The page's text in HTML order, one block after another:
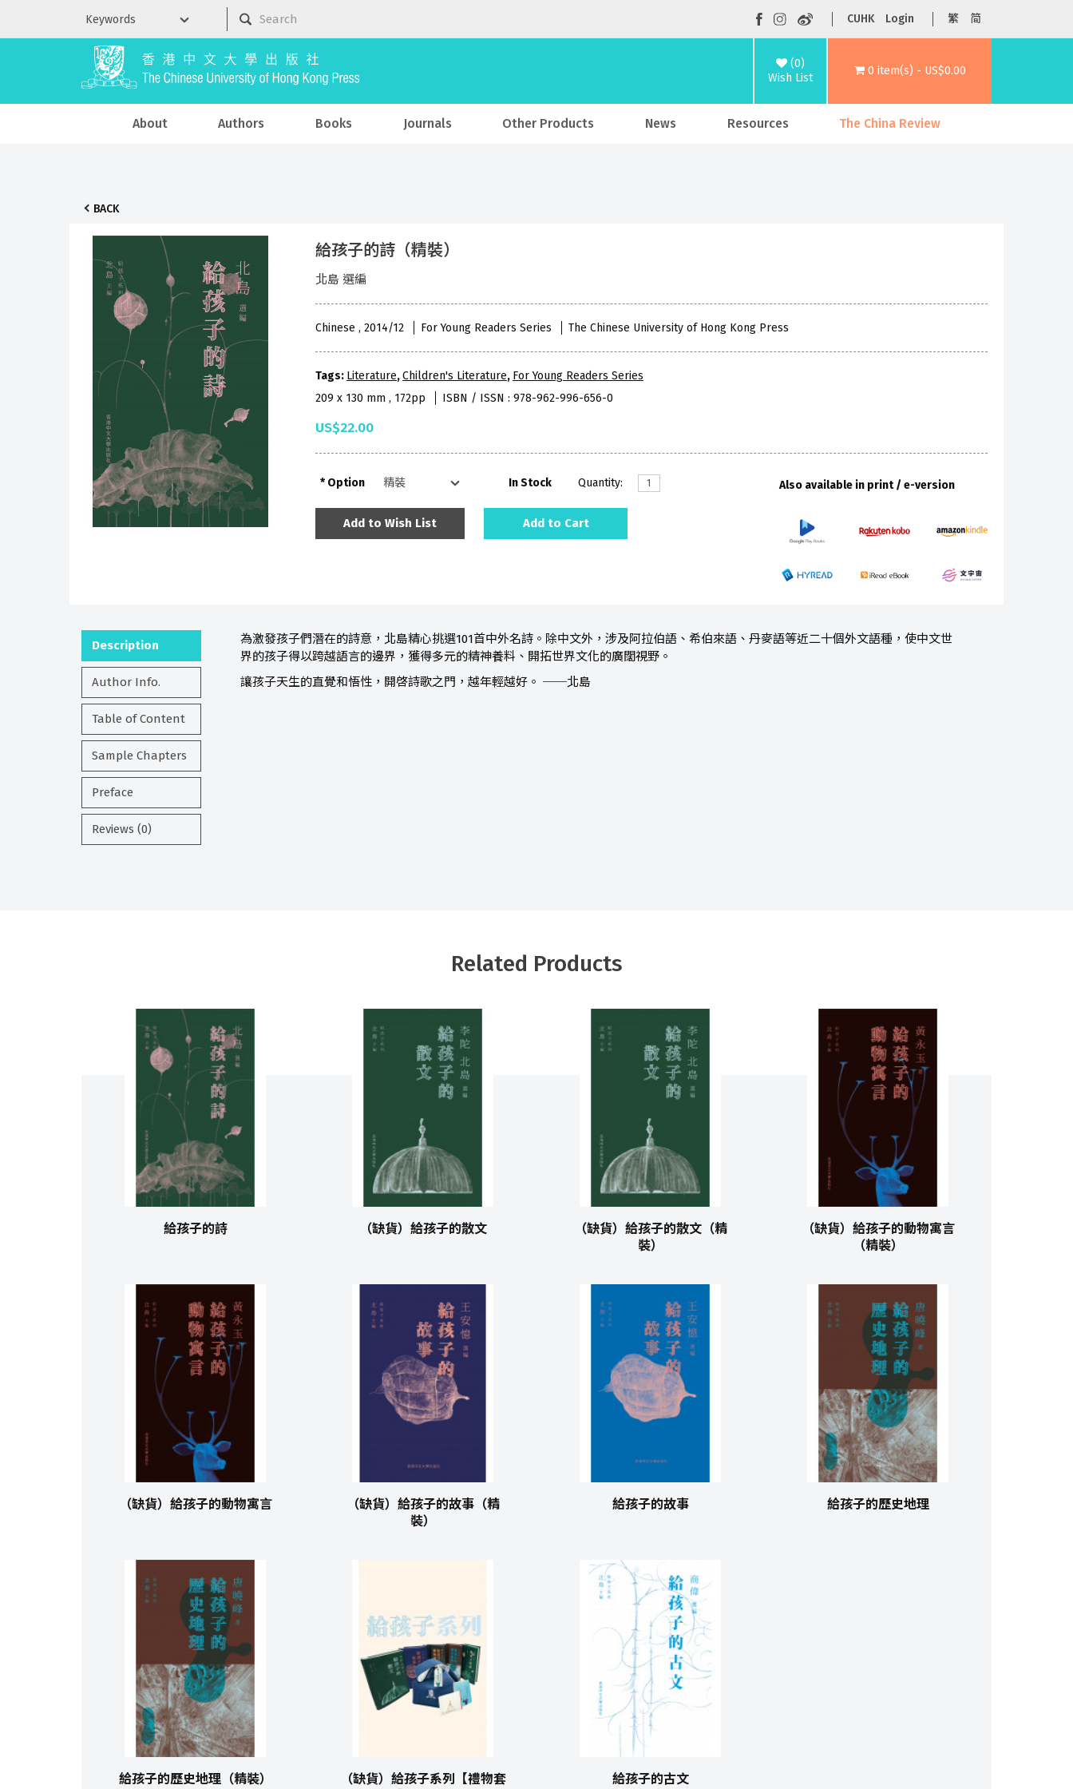
CUHK Login 繁 简
(0)
Wish List
0 item(s) - US$0.00
About Authors Books Journals Other Products News Resources The China Review
BACK
給孩子的詩（精裝）
北島 選編
Chinese , 2014/12 For Young Readers Series The Chinese University of Hong Kong Press
Tags: Literature,Children's Literature, For Young Readers Series
209 x 130 mm , 172pp
ISBN / ISSN : 978-962-996-656-0
US$22.00
Option In Stock Quantity:
Add to Wish List Add to Cart
Also available in print / e-version
Description
Author Info.
Table of Content
Sample Chapters
Preface
Reviews (0)
為激發孩子們潛在的詩意，北島精心挑選101首中外名詩。除中文外，涉及阿拉伯語、希伯來語、丹麥語等近二十個外文語種，使中文世
界的孩子得以跨越語言的邊界，獲得多元的精神養料、開拓世界文化的廣闊視野。
讓孩子天生的直覺和悟性，開啓詩歌之門，越年輕越好。 ──北島
Related Products
給孩子的詩 （缺貨）給孩子的散文
（缺貨）給孩子的散文（精
裝）
（缺貨）給孩子的動物寓言
（精裝）
（缺貨）給孩子的動物寓言
（缺貨）給孩子的故事（精
裝）
給孩子的故事 給孩子的歷史地理
給孩子的歷史地理（精裝）
（缺貨）給孩子系列【禮物套
給孩子的古文